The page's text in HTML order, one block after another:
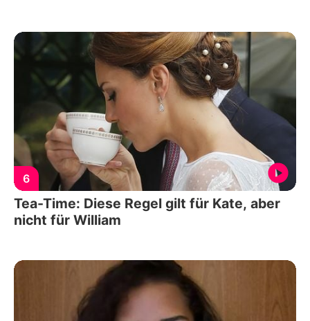
6
Tea-Time: Diese Regel gilt für Kate, aber
nicht für William